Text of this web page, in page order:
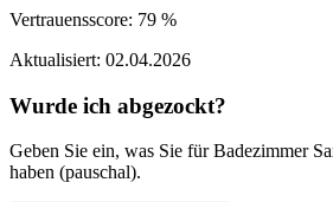
Vertrauensscore: 79 %
Aktualisiert: 02.04.2026
Wurde ich abgezockt?
Geben Sie ein, was Sie fürBadezimmer
haben (pauschal).